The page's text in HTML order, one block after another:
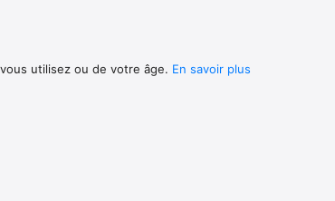
utilisez ou de votre âge. En savoir plus